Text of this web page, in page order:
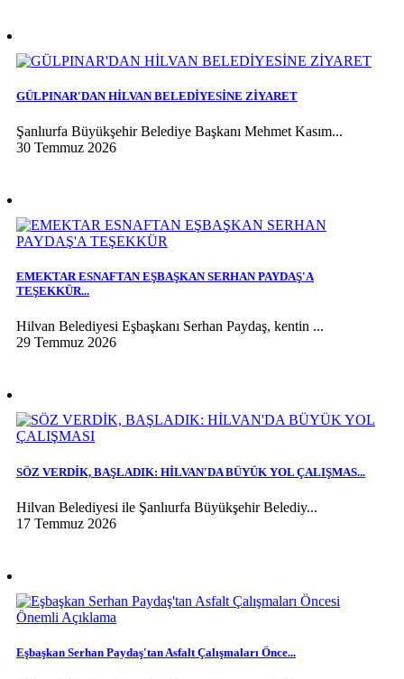
GÜLPINAR'DAN HİLVAN BELEDİYESİNE ZİYARET
Şanlıurfa Büyükşehir Belediye Başkanı Mehmet Kasım...
30 Temmuz 2026
EMEKTAR ESNAFTAN EŞBAŞKAN SERHAN PAYDAŞ'A
TEŞEKKÜR...
Hilvan Belediyesi Eşbaşkanı Serhan Paydaş, kentin ...
29 Temmuz 2026
SÖZ VERDİK, BAŞLADIK: HİLVAN'DA BÜYÜK YOL ÇALIŞMAS...
Hilvan Belediyesi ile Şanlıurfa Büyükşehir Belediy...
17 Temmuz 2026
Eşbaşkan Serhan Paydaş'tan Asfalt Çalışmaları Önce...